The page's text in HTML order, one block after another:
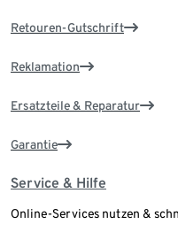
Retouren-Gutschrift
Reklamation
Ersatzteile & Reparatur
Garantie
Service & Hilfe
Online-Services nutzen &